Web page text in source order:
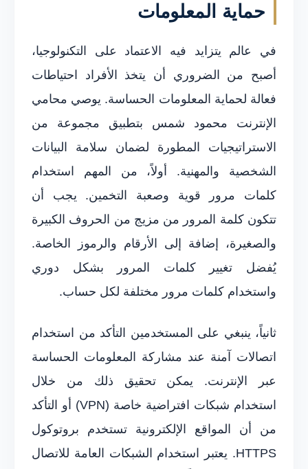
حماية المعلومات
في عالم يتزايد فيه الاعتماد على التكنولوجيا،
أصبح من الضروري أن يتخذ الأفراد احتياطات
فعالة لحماية المعلومات الحساسة. يوصي محامي
الإنترنت محمود شمس بتطبيق مجموعة من
الاستراتيجيات المطورة لضمان سلامة البيانات
الشخصية والمهنية. أولاً، من المهم استخدام
كلمات مرور قوية وصعبة التخمين. يجب أن
تتكون كلمة المرور من مزيج من الحروف الكبيرة
والصغيرة، إضافة إلى الأرقام والرموز الخاصة.
يُفضل تغيير كلمات المرور بشكل دوري
واستخدام كلمات مرور مختلفة لكل حساب.
ثانياً، ينبغي على المستخدمين التأكد من استخدام
اتصالات آمنة عند مشاركة المعلومات الحساسة
عبر الإنترنت. يمكن تحقيق ذلك من خلال
استخدام شبكات افتراضية خاصة (VPN) أو التأكد
من أن المواقع الإلكترونية تستخدم بروتوكول
HTTPS. يعتبر استخدام الشبكات العامة للاتصال